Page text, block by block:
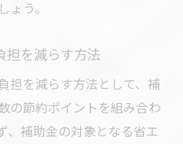
う。
担を減らす方法
担を減らす方法として、補
の節約ポイントを組み合わ
、補助金の対象となる省エ